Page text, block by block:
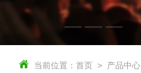
当前位置： 首页 产品中心